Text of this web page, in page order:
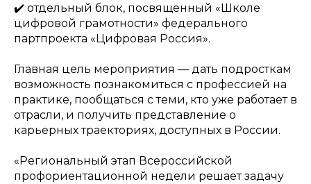
✔️ отдельный блок, посвященный «Школе
цифровой грамотности» федерального
партпроекта «Цифровая Россия».
Главная цель мероприятия — дать подросткам
возможность познакомиться с профессией на
практике, пообщаться с теми, кто уже работает в
отрасли, и получить представление о
карьерных траекториях, доступных в России.
«Региональный этап Всероссийской
профориентационной недели решает задачу